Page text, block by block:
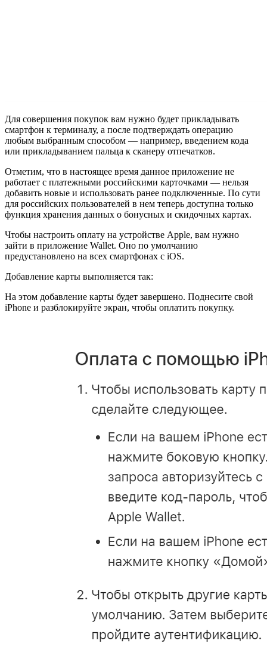
Для совершения покупок вам нужно будет прикладывать
смартфон к терминалу, а после подтверждать операцию
любым выбранным способом — например, введением кода
или прикладыванием пальца к сканеру отпечатков.
Отметим, что в настоящее время данное приложение не
работает с платежными российскими карточками — нельзя
добавить новые и использовать ранее подключенные. По сути
для российских пользователей в нем теперь доступна только
функция хранения данных о бонусных и скидочных картах.
Чтобы настроить оплату на устройстве Apple, вам нужно
зайти в приложение Wallet. Оно по умолчанию
предустановлено на всех смартфонах с iOS.
Добавление карты выполняется так:
На этом добавление карты будет завершено. Поднесите свой
iPhone и разблокируйте экран, чтобы оплатить покупку.